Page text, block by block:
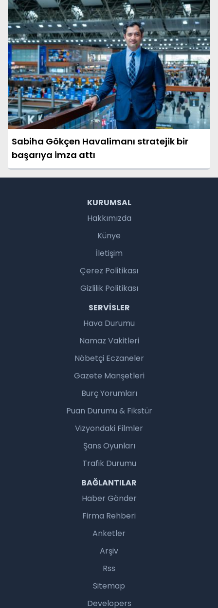
Sabiha Gökçen Havalimanı stratejik bir
başarıya imza attı
KURUMSAL
Hakkımızda
Künye
İletişim
Çerez Politikası
Gizlilik Politikası
SERVISLER
Hava Durumu
Namaz Vakitleri
Nöbetçi Eczaneler
Gazete Manşetleri
Burç Yorumları
Puan Durumu & Fikstür
Vizyondaki Filmler
Şans Oyunları
Trafik Durumu
BAĞLANTILAR
Haber Gönder
Firma Rehberi
Anketler
Arşiv
Rss
Sitemap
Developers